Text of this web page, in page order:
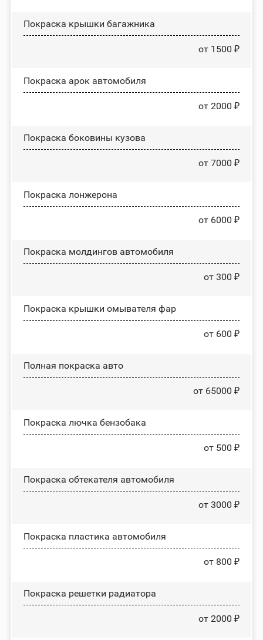
Покраска крышки багажника
от 1500 ₽
Покраска арок автомобиля
от 2000 ₽
Покраска боковины кузова
от 7000 ₽
Покраска лонжерона
от 6000 ₽
Покраска молдингов автомобиля
от 300 ₽
Покраска крышки омывателя фар
от 600 ₽
Полная покраска авто
от 65000 ₽
Покраска лючка бензобака
от 500 ₽
Покраска обтекателя автомобиля
от 3000 ₽
Покраска пластика автомобиля
от 800 ₽
Покраска решетки радиатора
от 2000 ₽